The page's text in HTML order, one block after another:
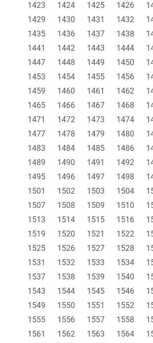
1423
1424 1425 1426
1429
1430 1431 1432
1435
1436 1437 1438
1441
1442 1443 1444
1447
1448 1449 1450
1453
1454 1455 1456
1459
1460 1461 1462
1465
1466 1467 1468
1471
1472 1473 1474
1477
1478 1479 1480
1483
1484 1485 1486
1489
1490 1491 1492
1495
1496 1497 1498
1501
1502 1503 1504
1507
1508 1509 1510
1513
1514 1515 1516
1519
1520 1521 1522
1525
1526 1527 1528
1531
1532 1533 1534
1537
1538 1539 1540
1543
1544 1545 1546
1549
1550 1551 1552
1555
1556 1557 1558
1561
1562 1563 1564